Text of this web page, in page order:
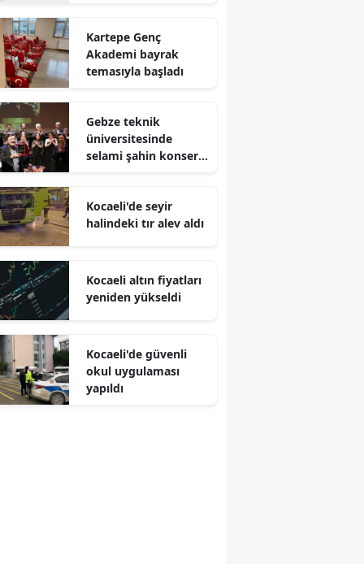
Kırklareli
Kocaeli
Konya
Malatya
Kahramanmaraş
Muğla
Muş
Kartepe Genç
Akademi bayrak
temasıyla başladı
Gebze teknik
üniversitesinde
selami şahin konseri
Kocaeli'de seyir
halindeki tır alev aldı
Kocaeli altın fiyatları
yeniden yükseldi
Kocaeli'de güvenli
okul uygulaması
yapıldı